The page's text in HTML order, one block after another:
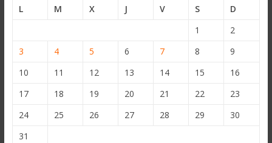
L
M X J V S
D
1
2
3
4 5 6 7 8
9
10
11 12 13 14 15
16
17
18 19 20 21 22
23
24
25 26 27 28 29
30
31